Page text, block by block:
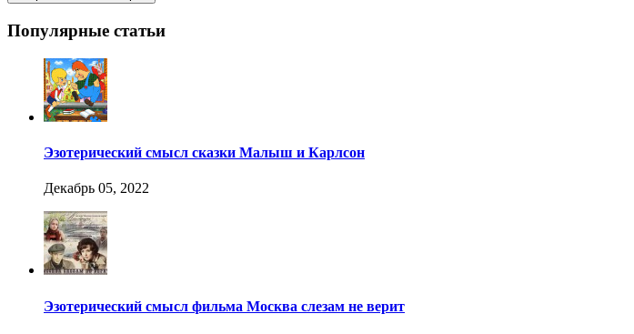
Популярные статьи
Эзотерический смысл сказки Малыш и Карлсон
Декабрь 05, 2022
Эзотерический смысл фильма Москва слезам не верит